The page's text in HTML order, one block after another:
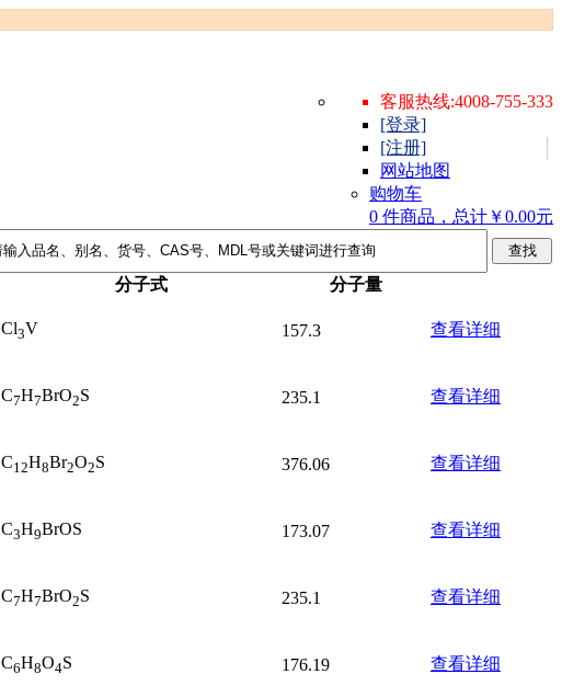
客服热线:4008-755-333
[登录]
[注册]
网站地图
购物车
0 件商品，总计￥0.00元
分子式 分子量
Cl3V 157.3 查看详细
C7H7BrO2S 235.1 查看详细
C12H8Br2O2S 376.06 查看详细
C3H9BrOS 173.07 查看详细
C7H7BrO2S 235.1 查看详细
C6H8O4S 176.19 查看详细